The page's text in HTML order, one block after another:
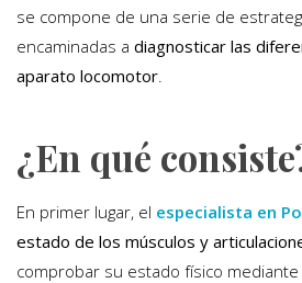
se compone de una serie de
encaminadas a diagnosticar las
aparato locomotor.
¿En qué
En primer lugar, el especialista en
estado de los músculos y
comprobar su estado físico